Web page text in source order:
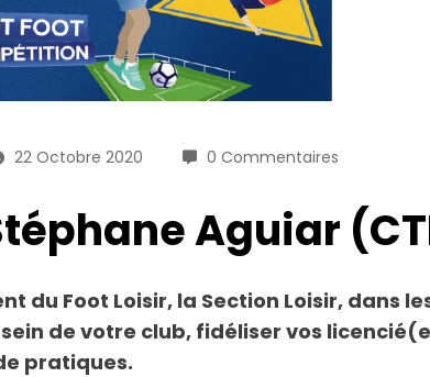
22 Octobre 2020 0 Commentaires
Aguiar
du Foot Loisir, la Section Loisir, dans
de votre club, fidéliser vos
pratiques.